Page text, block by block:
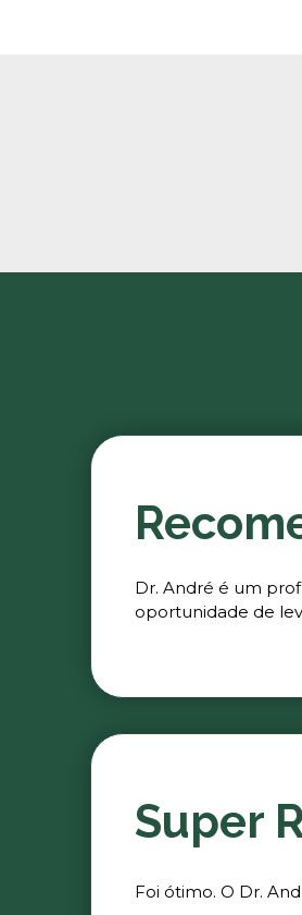
Dr. André é um
oportunidade de
Super
Foi ótimo. O Dr.